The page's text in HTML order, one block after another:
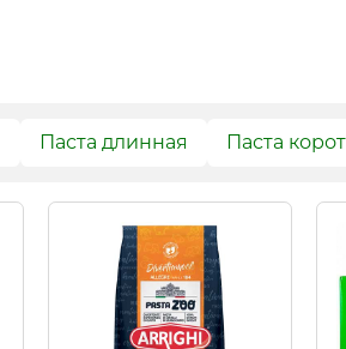
Паста длинная Паста